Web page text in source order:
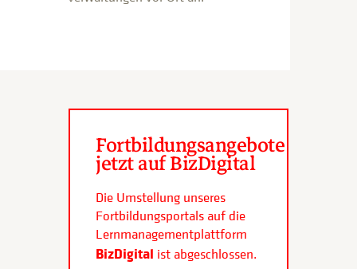
Fortbildungsangebote
jetzt auf BizDigital
Die Umstellung unseres
Fortbildungsportals auf die
Lernmanagementplattform
BizDigital ist abgeschlossen.